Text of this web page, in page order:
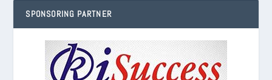
SPONSORING PARTNER